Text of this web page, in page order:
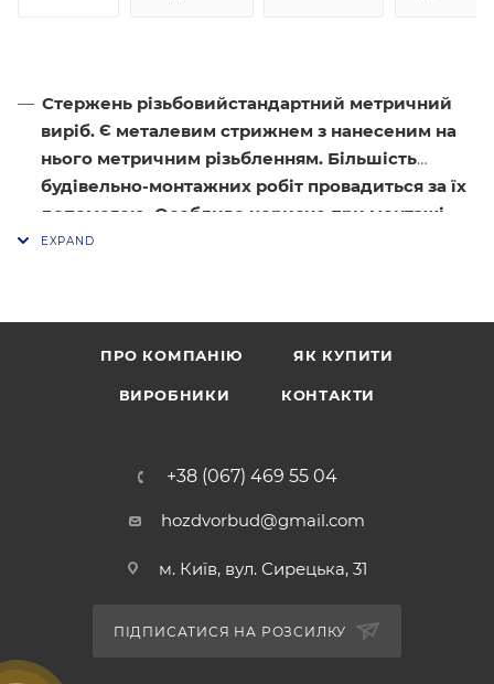
Стержень різьбовийстандартний метричний
виріб. Є металевим стрижнем з нанесеним на
нього метричним різьбленням. Більшість
будівельно-монтажних робіт провадиться за їх
допомогою. Особливо корисно при монтажі
підвісних конструкцій, як наприклад
різьбових стрижнів стандартизовані, як і всі
метричні вироби. Вони можуть бути
нержавіючої сталі або нести антикорозійне
ПРО КОМПАНІЮ ЯК КУПИТИ
ВИРОБНИКИ КОНТАКТИ
+38 (067) 469 55 04
hozdvorbud@gmail.com
м. Київ, вул. Сирецька, 31
ПІДПИСАТИСЯ НА РОЗСИЛКУ